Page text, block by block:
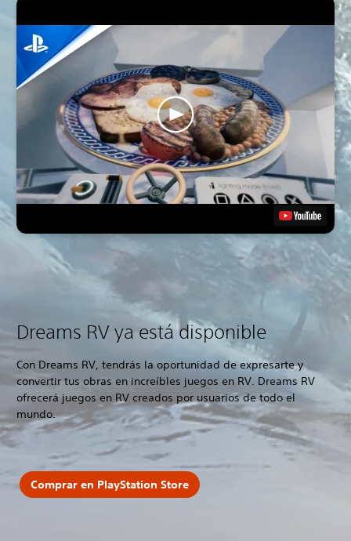
Dreams RV ya está disponible
Con Dreams RV, tendrás la oportunidad de expresarte y
convertir tus obras en increíbles juegos en RV. Dreams RV
ofrecerá juegos en RV creados por usuarios de todo el
mundo.
Comprar en PlayStation Store